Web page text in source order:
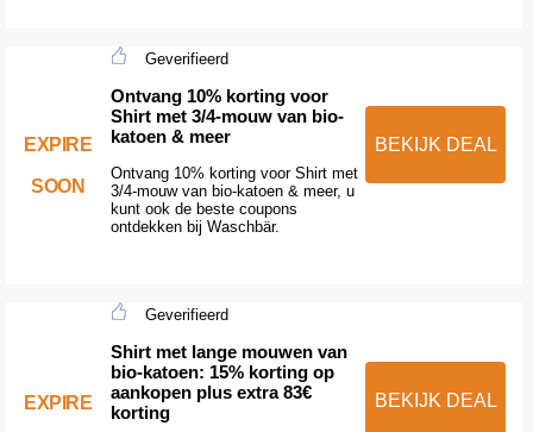
EXPIRE
SOON
Geverifieerd
Ontvang 10% korting voor
Shirt met 3/4-mouw van bio-
katoen & meer
Ontvang 10% korting voor Shirt met
3/4-mouw van bio-katoen & meer, u
kunt ook de beste coupons
ontdekken bij Waschbär.
BEKIJK DEAL
EXPIRE
Geverifieerd
Shirt met lange mouwen van
bio-katoen: 15% korting op
aankopen plus extra 83€
korting
BEKIJK DEAL